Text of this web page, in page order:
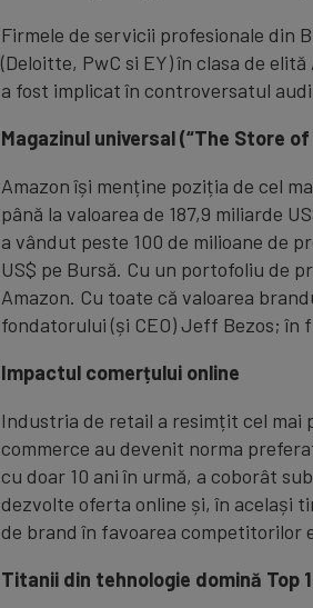
Firmele de servicii profesionale din
(Deloitte, PwC si EY) în clasa de
a fost implicat în controversatul
Magazinul universal (“The Store
Amazon își menține poziția de cel
până la valoarea de 187,9 miliarde
a vândut peste 100 de milioane de
US$ pe Bursă. Cu un portofoliu de
Amazon. Cu toate că valoarea
fondatorului (și CEO) Jeff Bezos; în
Impactul comerțului online
Industria de retail a resimțit cel mai
commerce au devenit norma
cu doar 10 ani în urmă, a coborât
dezvolte oferta online și, în același
de brand în favoarea competitorilor
Titanii din tehnologie domină Top